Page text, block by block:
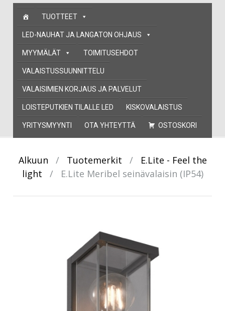
Skip
content
TUOTTEET
LED-NAUHAT JA LANGATON OHJAUS
MYYMÄLÄT TOIMITUSEHDOT
VALAISTUSSUUNNITTELU
VALAISIMIEN KORJAUS JA PALVELUT
LOISTEPUTKIEN TILALLE LED KISKOVALAISTUS
YRITYSMYYNTI OTA YHTEYTTÄ OSTOSKORI
Alkuun / Tuotemerkit /
E.Lite - Feel the
light
/ E.Lite Meribel seinävalaisin (IP54)